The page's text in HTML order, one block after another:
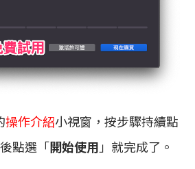
操作介紹小視窗，按步驟持續點
點選「開始使用 」就完成了。